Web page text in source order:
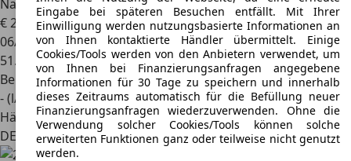
Navi,RFK,ACC,IQ.LIGHT
€ 24.9901
06/2022
51.390 km
Benzin
- (l/100 km)
Händler
DE 65439Flörsheim/main
Eingabe bei späteren Besuchen entfällt. Mit Ihrer
Einwilligung werden nutzungsbasierte Informationen an
von Ihnen kontaktierte Händler übermittelt. Einige
Cookies/Tools werden von den Anbietern verwendet, um
von Ihnen bei Finanzierungsanfragen angegebene
Informationen für 30 Tage zu speichern und innerhalb
dieses Zeitraums automatisch für die Befüllung neuer
Finanzierungsanfragen wiederzuverwenden. Ohne die
Verwendung solcher Cookies/Tools können solche
erweiterten Funktionen ganz oder teilweise nicht genutzt
werden.